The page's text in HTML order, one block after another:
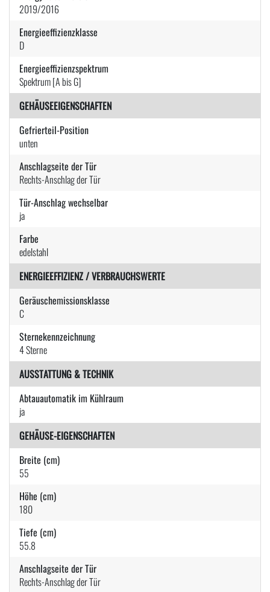
2019/2016
Energieeffizienzklasse
D
Energieeffizienzspektrum
Spektrum [A bis G]
GEHÄUSEEIGENSCHAFTEN
Gefrierteil-Position
unten
Anschlagseite der Tür
Rechts-Anschlag der Tür
Tür-Anschlag wechselbar
ja
Farbe
edelstahl
ENERGIEEFFIZIENZ / VERBRAUCHSWERTE
Geräuschemissionsklasse
C
Sternekennzeichnung
4 Sterne
AUSSTATTUNG & TECHNIK
Abtauautomatik im Kühlraum
ja
GEHÄUSE-EIGENSCHAFTEN
Breite (cm)
55
Höhe (cm)
180
Tiefe (cm)
55.8
Anschlagseite der Tür
Rechts-Anschlag der Tür